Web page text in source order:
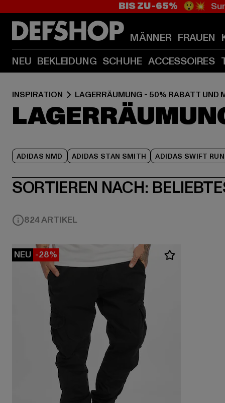
BIS ZU -65% 😲💥
MÄNNER FRAUEN
NEU BEKLEIDUNG SCHUHE ACCESSOIRES
INSPIRATION LAGERRÄUMUNG - 50% RABATT UND
ADIDAS NMD ADIDAS STAN SMITH ADIDAS SWIFT RUN
SORTIEREN NACH:
824 ARTIKEL
NEU -28%